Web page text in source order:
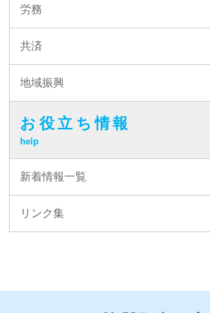
労務
共済
地域振興
お役立ち情報
help
新着情報一覧
リンク集